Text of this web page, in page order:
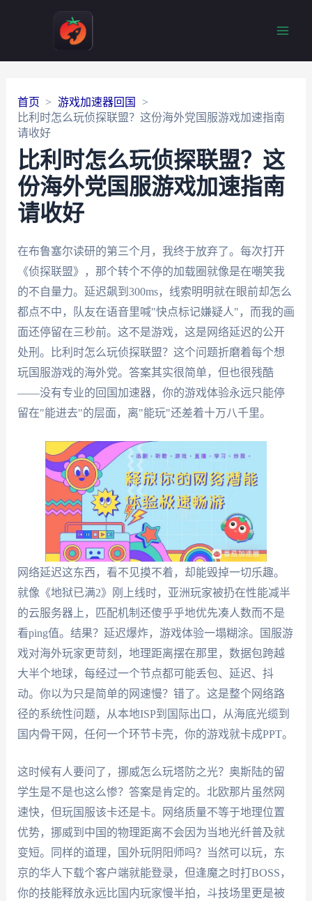
首页
游戏加速器回国
比利时怎么玩侦探联盟？这份海外党国服游戏加速指南
请收好
比利时怎么玩侦探联盟？这
份海外党国服游戏加速指南
请收好
在布鲁塞尔读研的第三个月，我终于放弃了。每次打开
《侦探联盟》，那个转个不停的加载圈就像是在嘲笑我
的不自量力。延迟飙到300ms，线索明明就在眼前却怎么
都点不中，队友在语音里喊"快点标记嫌疑人"，而我的画
面还停留在三秒前。这不是游戏，这是网络延迟的公开
处刑。比利时怎么玩侦探联盟？这个问题折磨着每个想
玩国服游戏的海外党。答案其实很简单，但也很残酷
——没有专业的回国加速器，你的游戏体验永远只能停
留在"能进去"的层面，离"能玩"还差着十万八千里。
网络延迟这东西，看不见摸不着，却能毁掉一切乐趣。
就像《地狱已满2》刚上线时，亚洲玩家被扔在性能减半
的云服务器上，匹配机制还傻乎乎地优先凑人数而不是
看ping值。结果？延迟爆炸，游戏体验一塌糊涂。国服游
戏对海外玩家更苛刻，地理距离摆在那里，数据包跨越
大半个地球，每经过一个节点都可能丢包、延迟、抖
动。你以为只是简单的网速慢？错了。这是整个网络路
径的系统性问题，从本地ISP到国际出口，从海底光缆到
国内骨干网，任何一个环节卡壳，你的游戏就卡成PPT。
这时候有人要问了，挪威怎么玩塔防之光？奥斯陆的留
学生是不是也这么惨？答案是肯定的。北欧那片虽然网
速快，但玩国服该卡还是卡。网络质量不等于地理位置
优势，挪威到中国的物理距离不会因为当地光纤普及就
变短。同样的道理，国外玩阴阳师吗？当然可以玩，东
京的华人下载个客户端就能登录，但逢魔之时打BOSS，
你的技能释放永远比国内玩家慢半拍，斗技场里更是被